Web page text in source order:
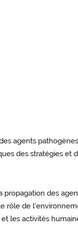
agents
des stratégies et
des
rôle de
les activités